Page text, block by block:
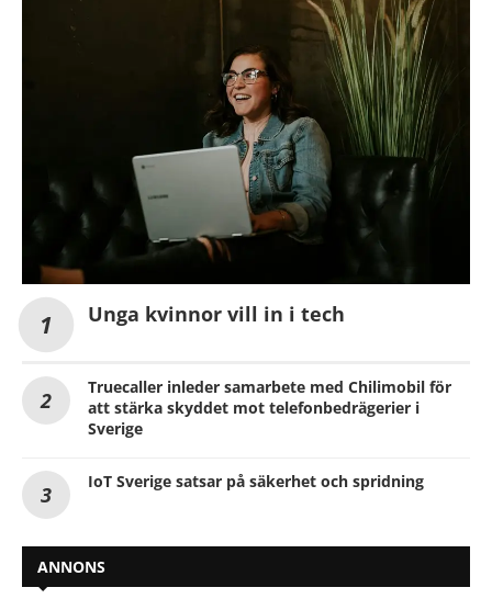
Unga kvinnor vill in i tech
Truecaller inleder samarbete med Chilimobil för
att stärka skyddet mot telefonbedrägerier i
Sverige
IoT Sverige satsar på säkerhet och spridning
ANNONS